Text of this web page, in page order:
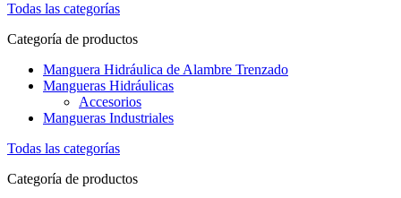
Todas las categorías
Categoría de productos
Manguera Hidráulica de Alambre Trenzado
Mangueras Hidráulicas
Accesorios
Mangueras Industriales
Todas las categorías
Categoría de productos